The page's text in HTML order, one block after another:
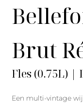
Brut
Fles (0.75L) |
Een multi-vintage